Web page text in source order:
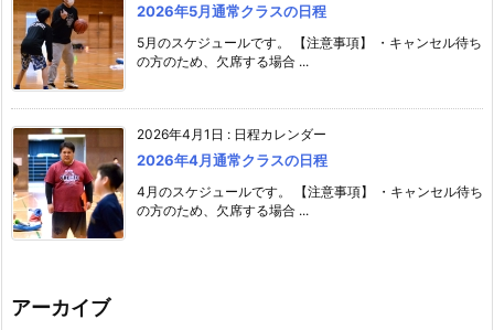
2026年5月通常クラスの日程
5月のスケジュールです。 【注意事項】 ・キャンセル待ち
の方のため、欠席する場合 ...
2026年4月1日 : 日程カレンダー
2026年4月通常クラスの日程
4月のスケジュールです。 【注意事項】 ・キャンセル待ち
の方のため、欠席する場合 ...
アーカイブ